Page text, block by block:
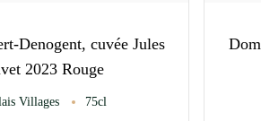
Denogent, cuvée Jules
2023 Rouge
Villages 75cl